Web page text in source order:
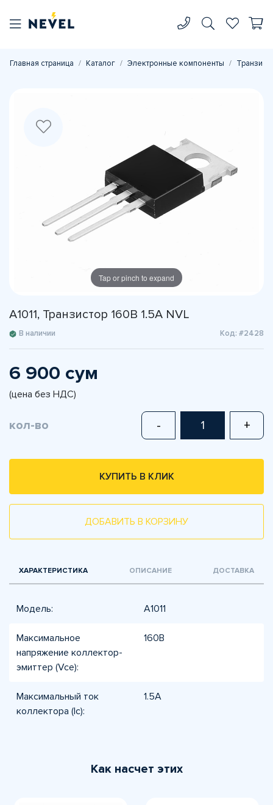
Главная страница Каталог Электронные компоненты
Tap or pinch to expand
A1011, Транзистор 160В 1.5А NVL
В наличии Код: #2428
6 900 сум
(цена без НДС)
кол-во - +
КУПИТЬ В КЛИК
ДОБАВИТЬ В КОРЗИНУ
ХАРАКТЕРИСТИКА ОПИСАНИЕ ДОСТАВКА
Модель: A1011
Максимальное
напряжение коллектор-
эмиттер (Vce):
160В
Максимальный ток
коллектора (Ic):
1.5А
Как насчет этих